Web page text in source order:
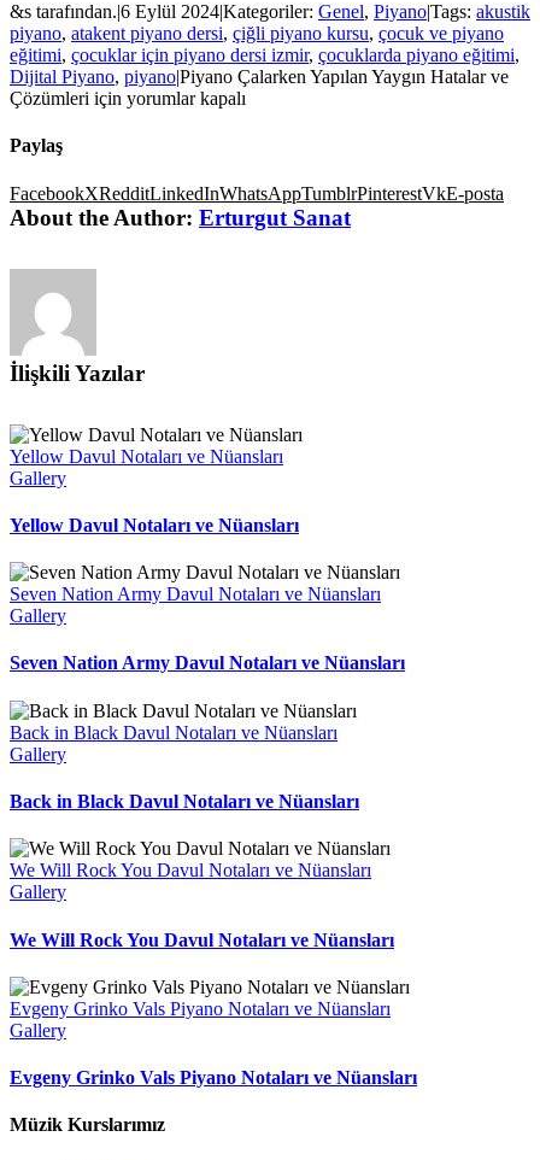
&s tarafından.|6 Eylül 2024|Kategoriler: Genel, Piyano|Tags: akustik
piyano, atakent piyano dersi, çiğli piyano kursu, çocuk ve piyano
eğitimi, çocuklar için piyano dersi izmir, çocuklarda piyano eğitimi,
Dijital Piyano, piyano|Piyano Çalarken Yapılan Yaygın Hatalar ve
Çözümleri için yorumlar kapalı
Paylaş
FacebookXRedditLinkedInWhatsAppTumblrPinterestVkE-posta
About the Author: Erturgut Sanat
İlişkili Yazılar
Yellow Davul Notaları ve Nüansları
Gallery
Yellow Davul Notaları ve Nüansları
Seven Nation Army Davul Notaları ve Nüansları
Gallery
Seven Nation Army Davul Notaları ve Nüansları
Back in Black Davul Notaları ve Nüansları
Gallery
Back in Black Davul Notaları ve Nüansları
We Will Rock You Davul Notaları ve Nüansları
Gallery
We Will Rock You Davul Notaları ve Nüansları
Evgeny Grinko Vals Piyano Notaları ve Nüansları
Gallery
Evgeny Grinko Vals Piyano Notaları ve Nüansları
Müzik Kurslarımız